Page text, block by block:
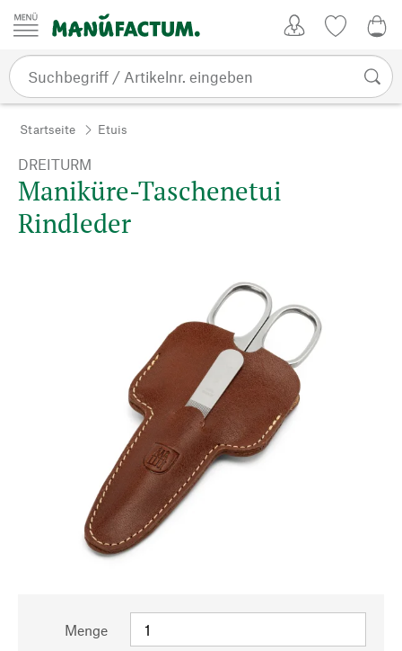
Zum Inhalt springen
Startseite Etuis
DREITURM
Maniküre-Taschenetui
Rindleder
Menge